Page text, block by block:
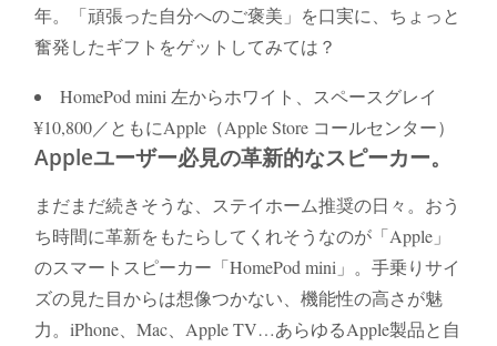
年。「頑張った自分へのご褒美」を口実に、ちょっと
奮発したギフトをゲットしてみては？
HomePod mini 左からホワイト、スペースグレイ
¥10,800／ともにApple（Apple Store コールセンター）
Appleユーザー必見の革新的なスピーカー。
まだまだ続きそうな、ステイホーム推奨の日々。おう
ち時間に革新をもたらしてくれそうなのが「Apple」
のスマートスピーカー「HomePod mini」。手乗りサイ
ズの見た目からは想像つかない、機能性の高さが魅
力。iPhone、Mac、Apple TV…あらゆるApple製品と自